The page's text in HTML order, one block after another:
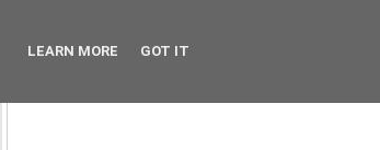
LEARN MORE GOT IT